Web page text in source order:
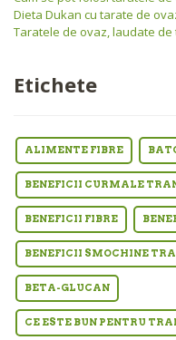
Dieta Dukan cu tarate de
Taratele de ovaz, laudate de
Etichete
ALIMENTE FIBRE
BENEFICII CURMALE
BENEFICII FIBRE
BENEFICII SMOCHINE
BETA-GLUCAN
CE ESTE BUN PENTRU